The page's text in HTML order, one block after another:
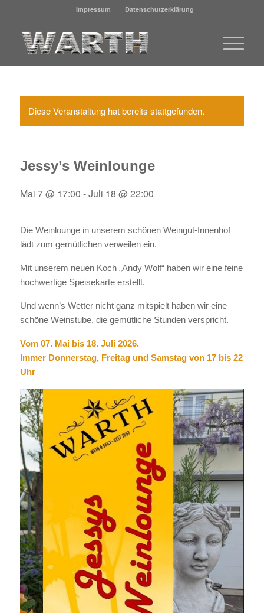
Impressum Datenschutzerklärung
Diese Veranstaltung hat bereits stattgefunden.
Jessy’s Weinlounge
Mai 7 @ 17:00 -Juli 18 @ 22:00
Die Weinlounge in unserem schönen Weingut-Innenhof
lädt zum gemütlichen verweilen ein.
Mit unserem neuen Koch „Andy Wolf“ haben wir eine feine
hochwertige Speisekarte erstellt.
Und wenn’s Wetter nicht ganz mitspielt haben wir eine
schöne Weinstube, die gemütliche Stunden verspricht.
Vom 07. Mai bis 18. Juli 2026.
Immer Donnerstag, Freitag und Samstag von 17 bis 22
Uhr